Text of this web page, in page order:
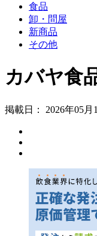
食品
卸・問屋
新商品
その他
カバヤ食
掲載日： 2026年05